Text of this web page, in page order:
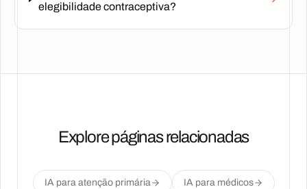
elegibilidade contraceptiva?
Explore páginas relacionadas
IA para atenção primária IA para médicos